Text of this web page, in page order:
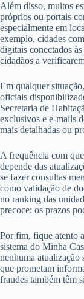
Além disso, muitos
próprios ou portais
especialmente em
exemplo, cidades
digitais conectados
cidadãos a
Em qualquer
oficiais
Secretaria de
exclusivos e e-mails
mais detalhadas ou
A frequência com
depende das
se fazer consultas
como validação de
no ranking das
precoce: os prazos
Por fim, fique atento
sistema do Minha
nenhuma atualização
que prometam
fraudes também têm